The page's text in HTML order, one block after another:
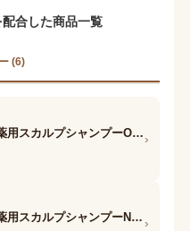
合した商品一覧
(6)
アデランス ヘアリプロ 薬用スカルプシャンプーOily ›
アデランス ヘアリプロ 薬用スカルプシャンプーNormal&Dry ›